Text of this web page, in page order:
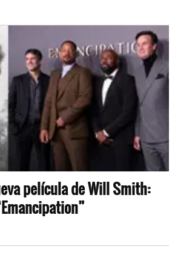
película de Will Smith: